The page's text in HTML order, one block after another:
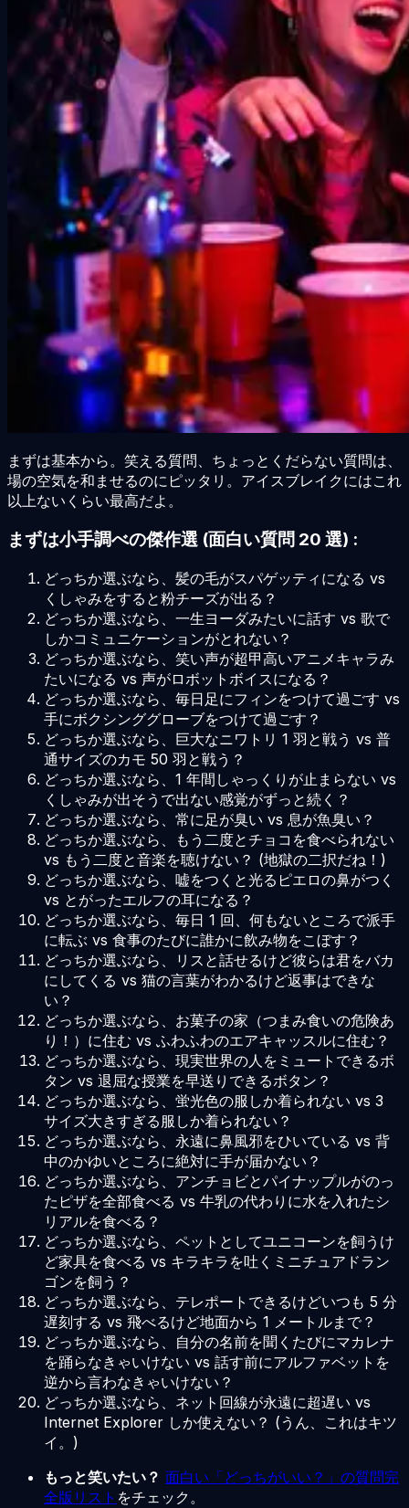
まずは基本から。笑える質問、ちょっとくだらない質問は、
場の空気を和ませるのにピッタリ。アイスブレイクにはこれ
以上ないくらい最高だよ。
まずは小手調べの傑作選 (面白い質問 20 選) :
どっちか選ぶなら、髪の毛がスパゲッティになる vs
くしゃみをすると粉チーズが出る？
どっちか選ぶなら、一生ヨーダみたいに話す vs 歌で
しかコミュニケーションがとれない？
どっちか選ぶなら、笑い声が超甲高いアニメキャラみ
たいになる vs 声がロボットボイスになる？
どっちか選ぶなら、毎日足にフィンをつけて過ごす vs
手にボクシンググローブをつけて過ごす？
どっちか選ぶなら、巨大なニワトリ 1 羽と戦う vs 普
通サイズのカモ 50 羽と戦う？
どっちか選ぶなら、1 年間しゃっくりが止まらない vs
くしゃみが出そうで出ない感覚がずっと続く？
どっちか選ぶなら、常に足が臭い vs 息が魚臭い？
どっちか選ぶなら、もう二度とチョコを食べられない
vs もう二度と音楽を聴けない？ (地獄の二択だね！)
どっちか選ぶなら、嘘をつくと光るピエロの鼻がつく
vs とがったエルフの耳になる？
どっちか選ぶなら、毎日 1 回、何もないところで派手
に転ぶ vs 食事のたびに誰かに飲み物をこぼす？
どっちか選ぶなら、リスと話せるけど彼らは君をバカ
にしてくる vs 猫の言葉がわかるけど返事はできな
い？
どっちか選ぶなら、お菓子の家（つまみ食いの危険あ
り！）に住む vs ふわふわのエアキャッスルに住む？
どっちか選ぶなら、現実世界の人をミュートできるボ
タン vs 退屈な授業を早送りできるボタン？
どっちか選ぶなら、蛍光色の服しか着られない vs 3
サイズ大きすぎる服しか着られない？
どっちか選ぶなら、永遠に鼻風邪をひいている vs 背
中のかゆいところに絶対に手が届かない？
どっちか選ぶなら、アンチョビとパイナップルがのっ
たピザを全部食べる vs 牛乳の代わりに水を入れたシ
リアルを食べる？
どっちか選ぶなら、ペットとしてユニコーンを飼うけ
ど家具を食べる vs キラキラを吐くミニチュアドラン
ゴンを飼う？
どっちか選ぶなら、テレポートできるけどいつも 5 分
遅刻する vs 飛べるけど地面から 1 メートルまで？
どっちか選ぶなら、自分の名前を聞くたびにマカレナ
を踊らなきゃいけない vs 話す前にアルファベットを
逆から言わなきゃいけない？
どっちか選ぶなら、ネット回線が永遠に超遅い vs
Internet Explorer しか使えない？ (うん、これはキツ
イ。)
もっと笑いたい？ 面白い「どっちがいい？」の質問完
全版リスト をチェック。